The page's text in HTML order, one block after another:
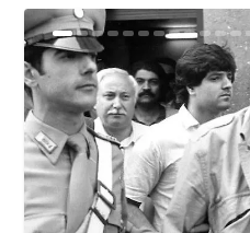
Ground Rules.
«Rafael: Poesía
Bienvenidos al
Georges de La
Robert Capa: la